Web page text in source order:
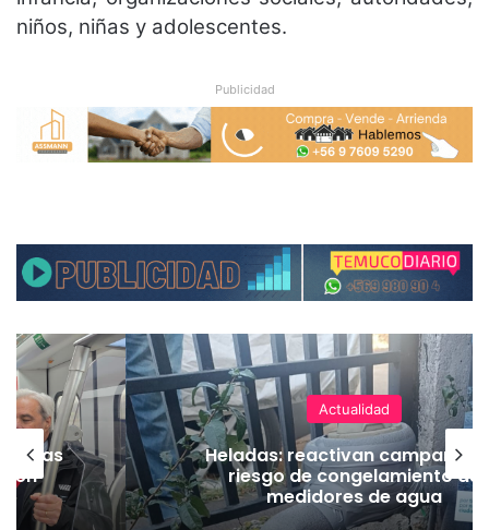
niños, niñas y adolescentes.
Publicidad
vías
Actualidad
Heladas: reactivan campaña
riesgo de congelamiento de
medidores de agua